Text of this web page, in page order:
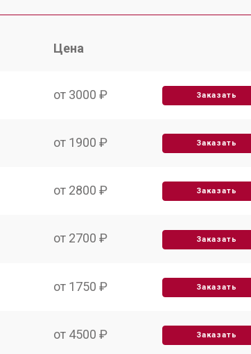
Цена
от 3000 ₽ Заказать
от 1900 ₽ Заказать
от 2800 ₽ Заказать
от 2700 ₽ Заказать
от 1750 ₽ Заказать
от 4500 ₽ Заказать